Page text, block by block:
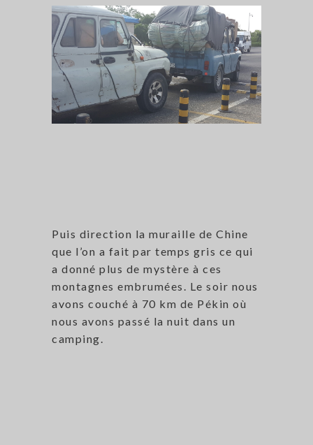
Puis direction la muraille de Chine
que l’on a fait par temps gris ce qui
a donné plus de mystère à ces
montagnes embrumées. Le soir nous
avons couché à 70 km de Pékin où
nous avons passé la nuit dans un
camping.